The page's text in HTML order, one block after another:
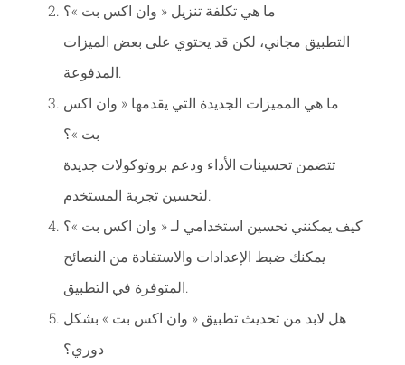
ما هي تكلفة تنزيل « وان اكس بت »؟
التطبيق مجاني، لكن قد يحتوي على بعض الميزات
المدفوعة.
ما هي المميزات الجديدة التي يقدمها « وان اكس
بت »؟
تتضمن تحسينات الأداء ودعم بروتوكولات جديدة
لتحسين تجربة المستخدم.
كيف يمكنني تحسين استخدامي لـ « وان اكس بت »؟
يمكنك ضبط الإعدادات والاستفادة من النصائح
المتوفرة في التطبيق.
هل لابد من تحديث تطبيق « وان اكس بت » بشكل
دوري؟